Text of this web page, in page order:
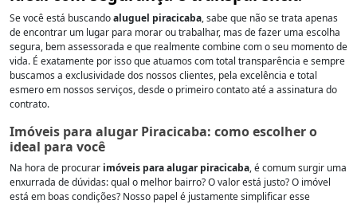
Se você está buscandoaluguel piracicaba, sabe que não se trata apenas
de encontrar um lugar para morar ou trabalhar, mas de fazer uma escolha
segura, bem assessorada e que realmente combine com o seu momento de
vida. É exatamente por isso que atuamos com total transparência e sempre
buscamos a exclusividade dos nossos clientes, pela excelência e total
esmero em nossos serviços, desde o primeiro contato até a assinatura do
contrato.
Imóveis para alugar Piracicaba: como escolher o
ideal para você
Na hora de procurar imóveis para alugar piracicaba, é comum surgir uma
enxurrada de dúvidas: qual o melhor bairro? O valor está justo? O imóvel
está em boas condições? Nosso papel é justamente simplificar esse